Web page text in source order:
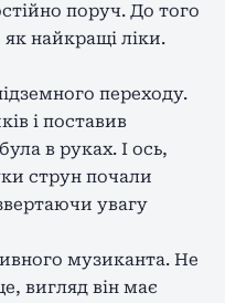
поруч. До того
найкращі ліки.
переходу.
і поставив
в руках. І ось,
струн почали
увагу
музиканта. Не
вигляд він має